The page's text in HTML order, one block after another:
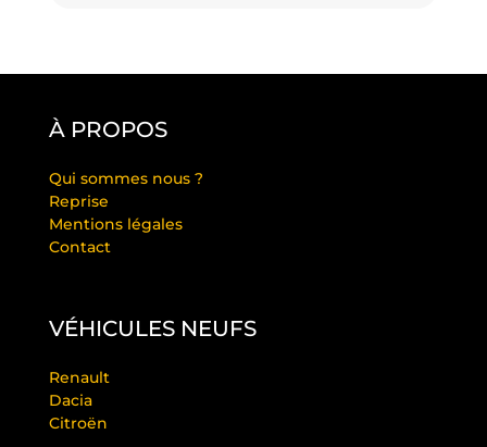
À PROPOS
Qui sommes nous ?
Reprise
Mentions légales
Contact
VÉHICULES NEUFS
Renault
Dacia
Citroën